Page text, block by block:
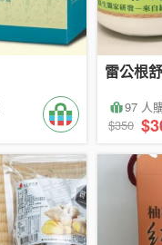
雷公根
97 人
$350